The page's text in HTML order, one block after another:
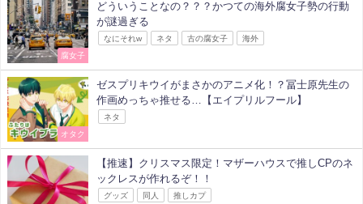
腐女子
どういうことなの？？？かつての海外腐女子勢の行動
が謎過ぎる
なにそれw ネタ 古の腐女子 海外
オタク
ゼスプリキウイがまさかのアニメ化！？冨士原先生の
作画めっちゃ推せる…【エイプリルフール】
ネタ
【推速】クリスマス限定！マザーハウスで推しCPのネ
ックレスが作れるぞ！！
グッズ 同人 推しカプ